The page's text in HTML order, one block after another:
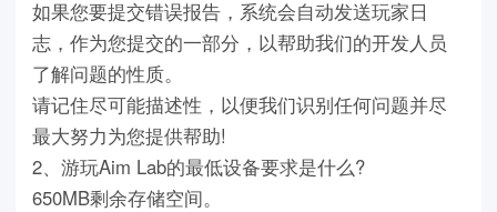
如果您要提交错误报告，系统会自动发送玩家日
志，作为您提交的一部分，以帮助我们的开发人员
了解问题的性质。
请记住尽可能描述性，以便我们识别任何问题并尽
最大努力为您提供帮助!
2、游玩Aim Lab的最低设备要求是什么?
650MB剩余存储空间。